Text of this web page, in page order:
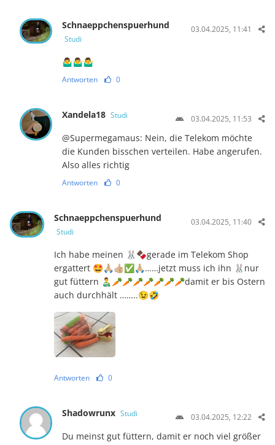
Schnaeppchenspuerhund
Studi
03.04.2025, 11:41
🤷‍♂️🤷‍♂️🤷‍♂️
Antworten 0
Xandela18 Studi 03.04.2025, 11:53
@Supermegamaus: Nein, die Telekom möchte
die Kunden bisschen verteilen. Habe angerufen.
Also alles richtig
Antworten 0
Schnaeppchenspuerhund
Studi
03.04.2025, 11:40
Ich habe meinen 🐰🍫gerade im Telekom Shop
ergattert 🤩🙏🏼👍🏼✅🙏🏼……jetzt muss ich ihn 🐰nur
gut füttern 👨‍🍼🥕🥕🥕🥕🥕🥕🥕damit er bis Ostern
auch durchhält ……..😉🤣
Antworten 0
Shadowrunx Studi 03.04.2025, 12:22
Du meinst gut füttern, damit er noch viel größer